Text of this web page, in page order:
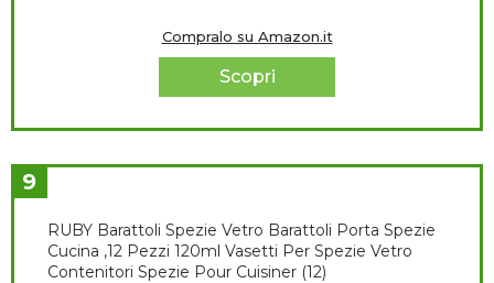
Compralo su Amazon.it
Scopri
9
RUBY Barattoli Spezie Vetro Barattoli Porta Spezie
Cucina ,12 Pezzi 120ml Vasetti Per Spezie Vetro
Contenitori Spezie Pour Cuisiner (12)